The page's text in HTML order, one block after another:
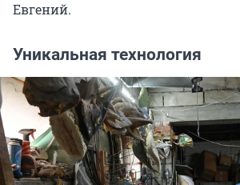
Евгений.
Уникальная технология